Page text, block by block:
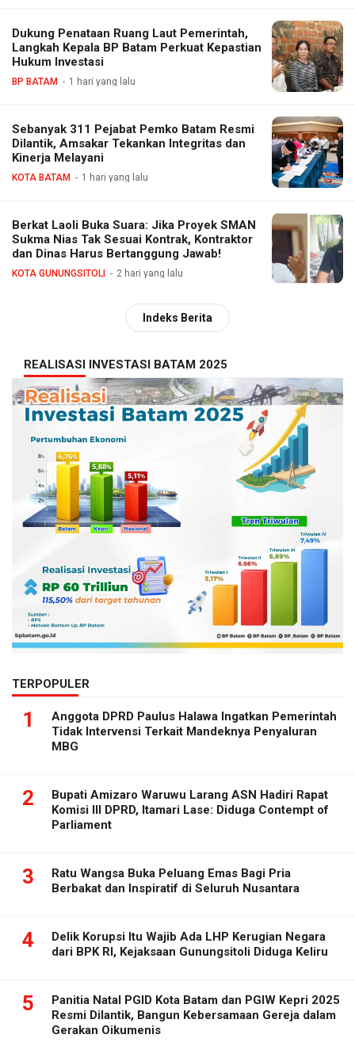
Dukung Penataan Ruang Laut Pemerintah,
Langkah Kepala BP Batam Perkuat Kepastian
Hukum Investasi
BP BATAM 1 hari yang lalu
Sebanyak 311 Pejabat Pemko Batam Resmi
Dilantik, Amsakar Tekankan Integritas dan
Kinerja Melayani
KOTA BATAM 1 hari yang lalu
Berkat Laoli Buka Suara: Jika Proyek SMAN
Sukma Nias Tak Sesuai Kontrak, Kontraktor
dan Dinas Harus Bertanggung Jawab!
KOTA GUNUNGSITOLI 2 hari yang lalu
Indeks Berita
REALISASI INVESTASI BATAM 2025
TERPOPULER
1
Anggota DPRD Paulus Halawa Ingatkan Pemerintah
Tidak Intervensi Terkait Mandeknya Penyaluran
MBG
2
Bupati Amizaro Waruwu Larang ASN Hadiri Rapat
Komisi III DPRD, Itamari Lase: Diduga Contempt of
Parliament
3
Ratu Wangsa Buka Peluang Emas Bagi Pria
Berbakat dan Inspiratif di Seluruh Nusantara
4
Delik Korupsi Itu Wajib Ada LHP Kerugian Negara
dari BPK RI, Kejaksaan Gunungsitoli Diduga Keliru
5
Panitia Natal PGID Kota Batam dan PGIW Kepri 2025
Resmi Dilantik, Bangun Kebersamaan Gereja dalam
Gerakan Oikumenis